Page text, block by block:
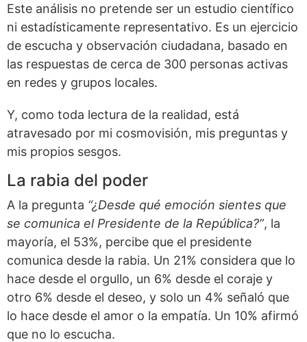
Este análisis no pretende ser un estudio científico
ni estadísticamente representativo. Es un ejercicio
de escucha y observación ciudadana, basado en
las respuestas de cerca de 300 personas activas
en redes y grupos locales.
Y, como toda lectura de la realidad, está
atravesado por mi cosmovisión, mis preguntas y
mis propios sesgos.
La rabia del poder
A la pregunta “¿Desde qué emoción sientes que
se comunica el Presidente de la República?”, la
mayoría, el 53%, percibe que el presidente
comunica desde la rabia. Un 21% considera que lo
hace desde el orgullo, un 6% desde el coraje y
otro 6% desde el deseo, y solo un 4% señaló que
lo hace desde el amor o la empatía. Un 10% afirmó
que no lo escucha.